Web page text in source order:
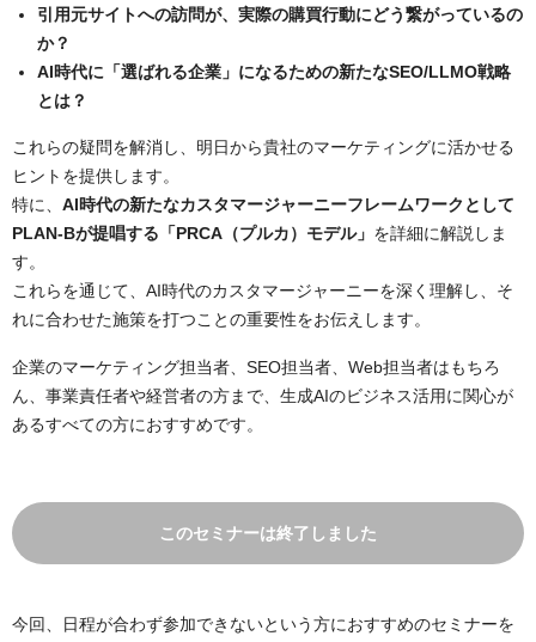
引用元サイトへの訪問が、実際の購買行動にどう繋がっているの
か？
AI時代に「選ばれる企業」になるための新たなSEO/LLMO戦略
とは？
これらの疑問を解消し、明日から貴社のマーケティングに活かせる
ヒントを提供します。
特に、 AI時代の新たなカスタマージャーニーフレームワークとして
PLAN-Bが提唱する「PRCA（プルカ）モデル」 を詳細に解説しま
す。
これらを通じて、AI時代のカスタマージャーニーを深く理解し、そ
れに合わせた施策を打つことの重要性をお伝えします。
企業のマーケティング担当者、SEO担当者、Web担当者はもちろ
ん、事業責任者や経営者の方まで、生成AIのビジネス活用に関心が
あるすべての方におすすめです。
このセミナーは終了しました
今回、日程が合わず参加できないという方におすすめのセミナーを